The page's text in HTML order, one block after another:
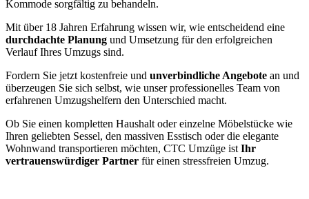
Kommode sorgfältig zu behandeln.
Mit über 18 Jahren Erfahrung wissen wir, wie entscheidend eine
durchdachte Planung und Umsetzung für den erfolgreichen
Verlauf Ihres Umzugs sind.
Fordern Sie jetzt kostenfreie und unverbindliche Angebote an und
überzeugen Sie sich selbst, wie unser professionelles Team von
erfahrenen Umzugshelfern den Unterschied macht.
Ob Sie einen kompletten Haushalt oder einzelne Möbelstücke wie
Ihren geliebten Sessel, den massiven Esstisch oder die elegante
Wohnwand transportieren möchten, CTC Umzüge ist Ihr
vertrauenswürdiger Partner für einen stressfreien Umzug.